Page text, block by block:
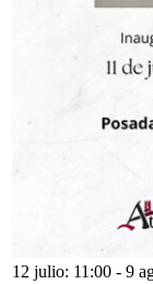
12 julio: 11:00 - 9